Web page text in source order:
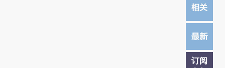
订阅